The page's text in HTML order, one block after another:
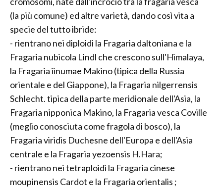
(la più comune) ed altre varietà, dando così vita a
specie del tutto ibride:
- rientrano nei diploidi la Fragaria daltoniana e la
Fragaria nubicola Lindl che crescono sull'Himalaya,
la Fragaria iinumae Makino (tipica della Russia
orientale e del Giappone), la Fragaria nilgerrensis
Schlecht. tipica della parte meridionale dell'Asia, la
Fragaria nipponica Makino, la Fragaria vesca Coville
(meglio conosciuta come fragola di bosco), la
Fragaria viridis Duchesne dell'Europa e dell'Asia
centrale e la Fragaria yezoensis H.Hara;
- rientrano nei tetraploidi la Fragaria cinese
moupinensis Cardot e la Fragaria orientalis ;